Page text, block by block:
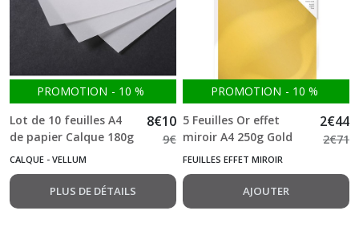
PROMOTION - 10 %
Lot de 10 feuilles A4
de papier Calque 180g
( Vellum )
8€10
9€
CALQUE - VELLUM
PLUS DE DÉTAILS
PROMOTION - 10 %
5 Feuilles Or effet
miroir A4 250g Gold
pearl
2€44
2€71
FEUILLES EFFET MIROIR
AJOUTER